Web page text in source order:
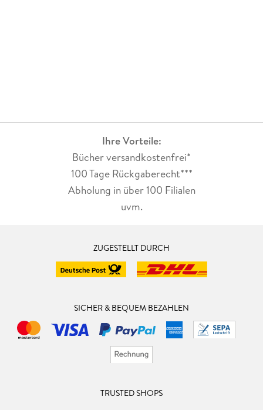
Ihre Vorteile:
Bücher versandkostenfrei*
100 Tage Rückgaberecht***
Abholung in über 100 Filialen
uvm.
ZUGESTELLT DURCH
SICHER & BEQUEM BEZAHLEN
TRUSTED SHOPS